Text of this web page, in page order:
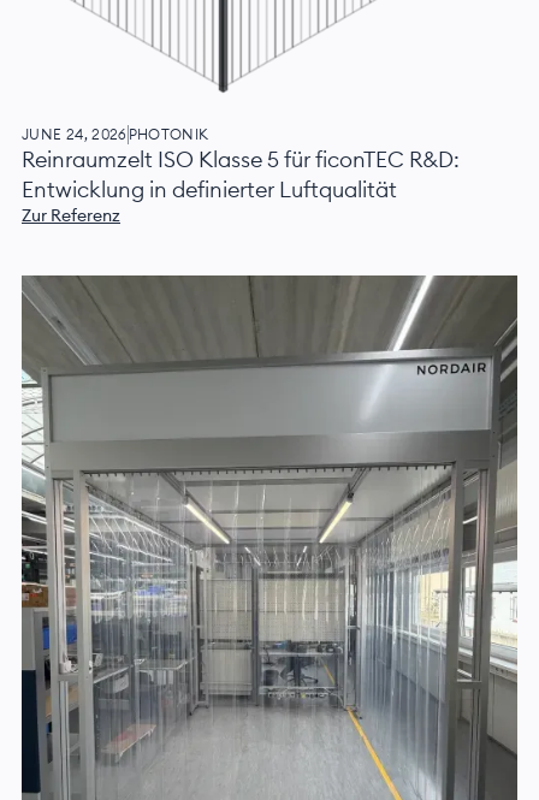
JUNE 24, 2026 PHOTONIK
Reinraumzelt ISO Klasse 5 für ficonTEC R&D:
Entwicklung in definierter Luftqualität
Zur Referenz